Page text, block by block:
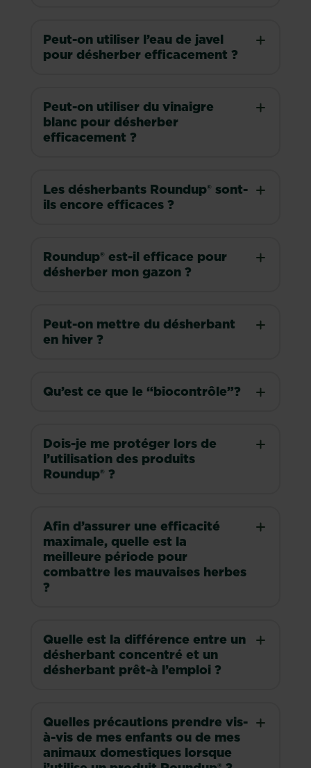
Peut-on utiliser l’eau de javel
pour désherber efficacement ?
Peut-on utiliser du vinaigre
blanc pour désherber
efficacement ?
Les désherbants Roundup® sont-
ils encore efficaces ?
Roundup® est-il efficace pour
désherber mon gazon ?
Peut-on mettre du désherbant
en hiver ?
Qu’est ce que le “biocontrôle”?
Dois-je me protéger lors de
l’utilisation des produits
Roundup® ?
Afin d’assurer une efficacité
maximale, quelle est la
meilleure période pour
combattre les mauvaises herbes
?
Quelle est la différence entre un
désherbant concentré et un
désherbant prêt-à l’emploi ?
Quelles précautions prendre vis-
à-vis de mes enfants ou de mes
animaux domestiques lorsque